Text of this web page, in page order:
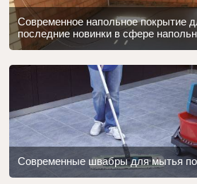
Современное напольное покрытие
последние новинки в сфере
Современные швабры для мытья